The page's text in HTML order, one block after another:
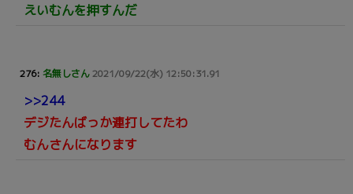
えいむんを押すんだ
276: 名無しさん2021/09/22(水) 12:50:31.91
>>244
デジたんばっか連打してたわ
むんさんになります